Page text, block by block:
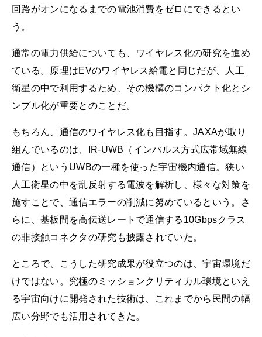
回路がオンになるまでの電池消費をゼロにできるとい
う。
通常の電力供給についても、ワイヤレス化の研究を進め
ている。原理はEVのワイヤレス給電と同じだが、人工
衛星の中で利用するため、その機構のコンパクト化とシ
ンプル化が重要とのことだ。
もちろん、通信のワイヤレス化も目指す。JAXAが取り
組んでいるのは、IR-UWB（インパルス方式広帯域無線
通信）というUWBの一種を使った宇宙機内通信。狭い
人工衛星の中を乱反射する電波を解析し、様々な対策を
施すことで、通信エラーの削減に努めているという。さ
らに、基板間を高伝送レートで通信する10Gbpsクラス
の非接触コネクタの研究も披露されていた。
ところで、こうした研究成果が役立つのは、宇宙環境だ
けではない。究極のミッションクリティカル環境といえ
る宇宙向けに開発された技術は、これまでから民間の幅
広い分野でも活用されてきた。